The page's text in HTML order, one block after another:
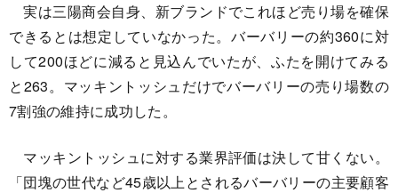
実は三陽商会自身、新ブランドでこれほど売り場を確保
できるとは想定していなかった。バーバリーの約360に対
して200ほどに減ると見込んでいたが、ふたを開けてみる
と263。マッキントッシュだけでバーバリーの売り場数の
7割強の維持に成功した。
マッキントッシュに対する業界評価は決して甘くない。
「団塊の世代など45歳以上とされるバーバリーの主要顧客